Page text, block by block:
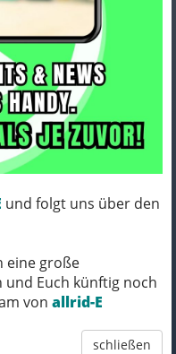
und folgt uns über den
eine große
Euch künftig noch
von allrid-E
schließen